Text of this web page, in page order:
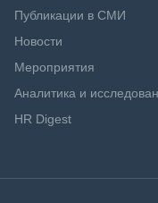
Публикации в СМИ
Новости
Мероприятия
Аналитика и
HR Digest